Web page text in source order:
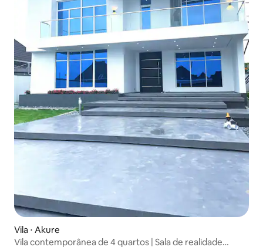
Vila ⋅ Akure
Vila contemporânea de 4 quartos | Sala de realidade